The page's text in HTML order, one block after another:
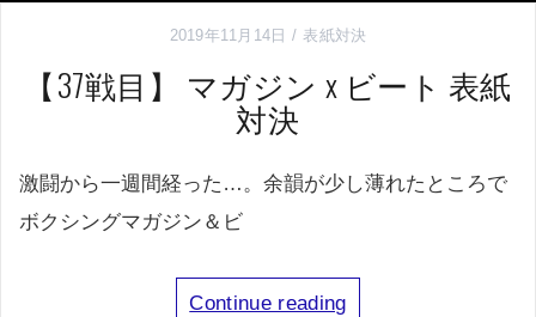
2019年11月14日 表紙対決
【37戦目】 マガジン x ビート 表紙
対決
激闘から一週間経った…。余韻が少し薄れたところで
ボクシングマガジン＆ビ
Continue reading